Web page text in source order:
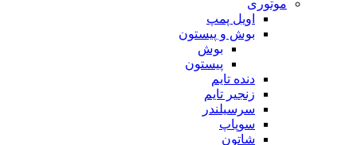
موتوری
اویل پمپ
بوش و پیستون
بوش
پیستون
دنده تایم
زنجیر تایم
سرسیلندر
سوپاپ
شاتون